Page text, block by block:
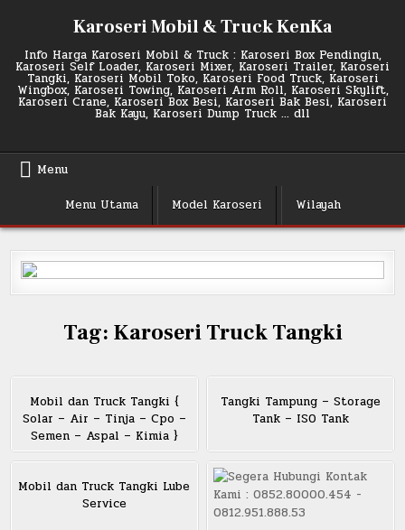
Karoseri Mobil & Truck KenKa
Info Harga Karoseri Mobil & Truck : Karoseri Box Pendingin,
Karoseri Self Loader, Karoseri Mixer, Karoseri Trailer, Karoseri
Tangki, Karoseri Mobil Toko, Karoseri Food Truck, Karoseri
Wingbox, Karoseri Towing, Karoseri Arm Roll, Karoseri Skylift,
Karoseri Crane, Karoseri Box Besi, Karoseri Bak Besi, Karoseri
Bak Kayu, Karoseri Dump Truck … dll
Menu
Menu Utama
Model Karoseri Wilayah
Tag: Karoseri Truck Tangki
Mobil dan Truck Tangki {
Solar – Air – Tinja – Cpo –
Semen – Aspal – Kimia }
Tangki Tampung – Storage
Tank – ISO Tank
Mobil dan Truck Tangki Lube
Service